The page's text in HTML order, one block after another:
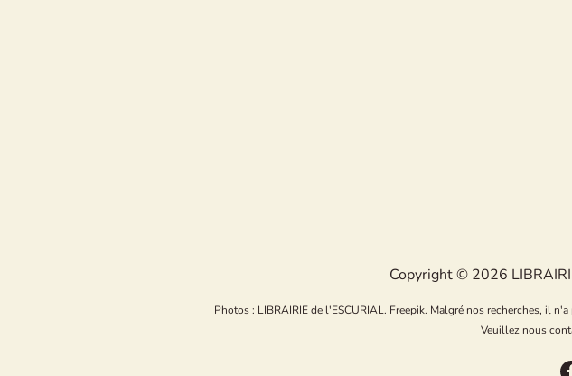
Copyright © 2026
Photos : LIBRAIRIE de l'ESCURIAL. Freepik. Malgré nos recherches, il
Veuillez nous